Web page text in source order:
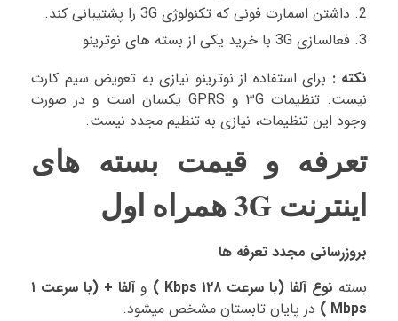
داشتن اسمارت فونی که تکنولوژی 3G را پشتیبانی کند.
فعالسازی 3G با خرید یکی از بسته های نوترینو
نکته : برای استفاده از نوترینو نیازی به تعویض سیم کارت
نیست. تنظیمات ۳G و GPRS یکسان است و در صورت
وجود این تنظیمات، نیازی به تنظیم مجدد نیست.
تعرفه و قیمت بسته های
اینترنت 3G همراه اول
بروزرسانی مجدد تعرفه ها
بسته نوع آلفا (با سرعت ۱۲۸ Kbps ) و
آلفا + (با سرعت ۱
Mbps )
در پایان تابستان مشخص میشود.